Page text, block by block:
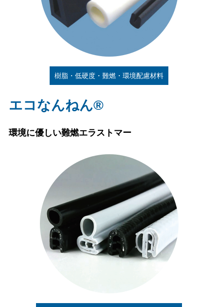
樹脂・低硬度・難燃・環境配慮材料
エコなんねん®
環境に優しい難燃エラストマー